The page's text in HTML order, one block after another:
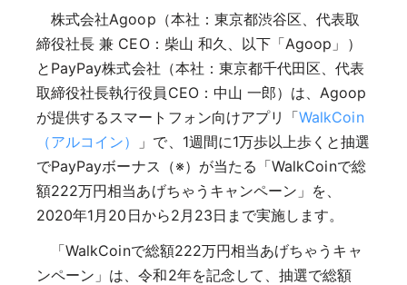
株式会社Agoop（本社：東京都渋谷区、代表取
締役社長 兼 CEO：柴山 和久、以下「Agoop」）
とPayPay株式会社（本社：東京都千代田区、代表
取締役社長執行役員CEO：中山 一郎）は、Agoop
が提供するスマートフォン向けアプリ「WalkCoin
（アルコイン）
」で、1週間に1万歩以上歩くと抽選
でPayPayボーナス（※）が当たる「WalkCoinで総
額222万円相当あげちゃうキャンペーン」を、
2020年1月20日から2月23日まで実施します。
「WalkCoinで総額222万円相当あげちゃうキャ
ンペーン」は、令和2年を記念して、抽選で総額